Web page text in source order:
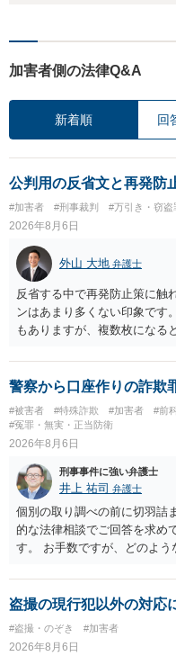
加害者側の法律Q&A
新着順 回
公判用の反省文と再発防
#加害者 #刑事裁判 #万引き・窃盗
2026年8月6日
外山 大地 弁護士
反省する中で再発防止策に触
ンはあまり多くない印象です
もありますが、複数枚になる
います。 したがいまして、
警察から口座作りの詐欺
#被害者 #特殊詐欺 #加害者 #前
#冤罪・無実・正当防衛
2026年8月6日
刑事事件に強い弁護士
井上 祐司 弁護士
個別の取り調べの前に切羽詰
的な法律相談でご回答を求め
す。 お手数ですが、どのよ
の程度だと聞いているのかと
相談を受けられたうえで対処
一般論でいえば、任意取り
り調べ内容を録音することは
盗撮の現行犯以外の対応
#盗撮・のぞき #加害者
2026年8月6日